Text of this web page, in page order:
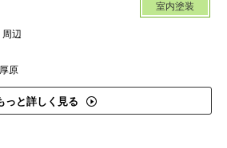
室内塗装
辺
原
っと詳しく見る